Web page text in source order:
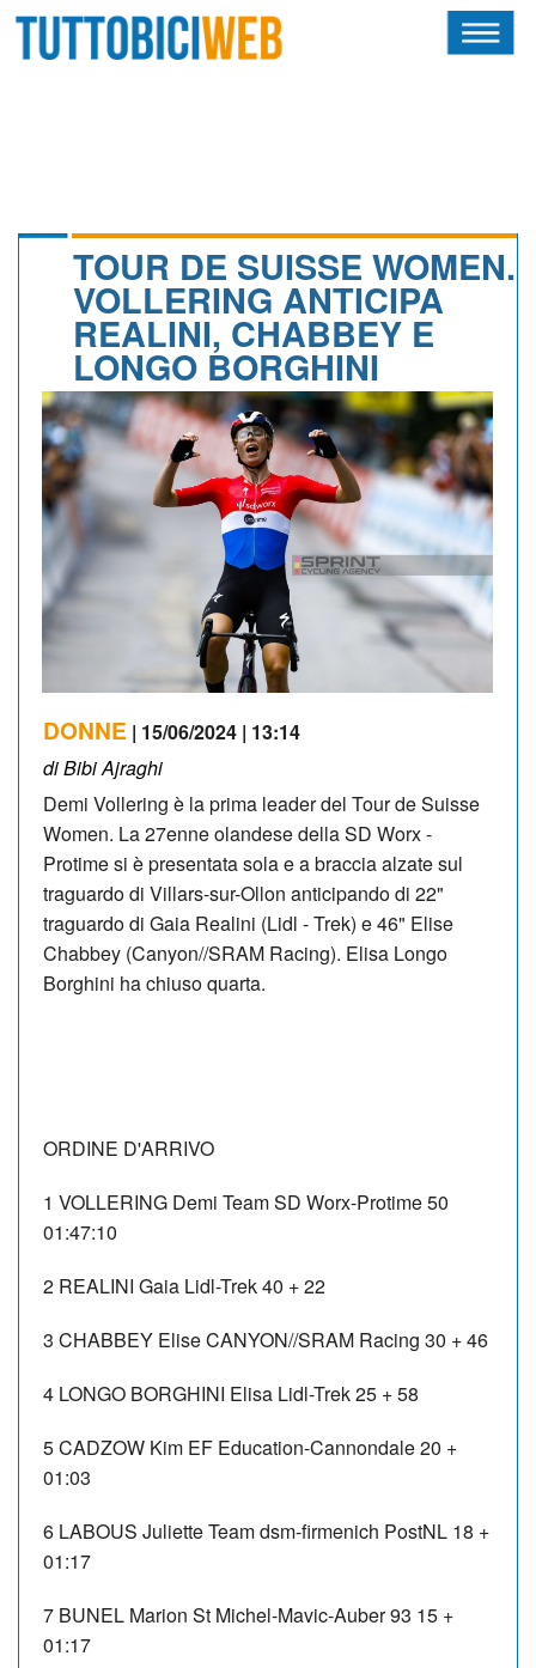
CALENDARIO
ALBI D'ORO
NEWSLETTER
TOUR DE SUISSE WOMEN.
VOLLERING ANTICIPA
REALINI, CHABBEY E
LONGO BORGHINI
DONNE | 15/06/2024 | 13:14
di Bibi Ajraghi
Demi Vollering è la prima leader del Tour de Suisse
Women. La 27enne olandese della SD Worx -
Protime si è presentata sola e a braccia alzate sul
traguardo di Villars-sur-Ollon anticipando di 22"
traguardo di Gaia Realini (Lidl - Trek) e 46" Elise
Chabbey (Canyon//SRAM Racing). Elisa Longo
Borghini ha chiuso quarta.
ORDINE D'ARRIVO
1 VOLLERING Demi Team SD Worx-Protime 50
01:47:10
2 REALINI Gaia Lidl-Trek 40 + 22
3 CHABBEY Elise CANYON//SRAM Racing 30 + 46
4 LONGO BORGHINI Elisa Lidl-Trek 25 + 58
5 CADZOW Kim EF Education-Cannondale 20 +
01:03
6 LABOUS Juliette Team dsm-firmenich PostNL 18 +
01:17
7 BUNEL Marion St Michel-Mavic-Auber 93 15 +
01:17